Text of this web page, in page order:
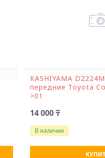
KASHIYAMA
передние Toyota
>01
14 000 ₸
В наличии